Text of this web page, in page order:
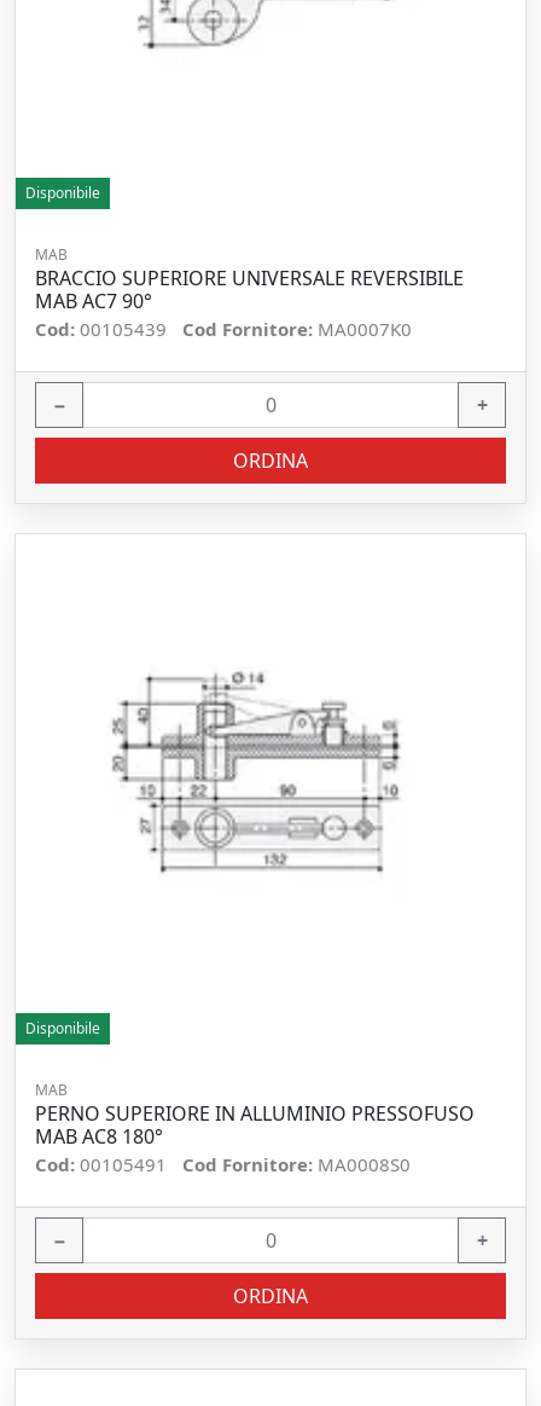
Disponibile
MAB
BRACCIO SUPERIORE UNIVERSALE REVERSIBILE
MAB AC7 90°
Cod: 00105439 Cod Fornitore: MA0007K0
− +
ORDINA
Disponibile
MAB
PERNO SUPERIORE IN ALLUMINIO PRESSOFUSO
MAB AC8 180°
Cod: 00105491 Cod Fornitore: MA0008S0
− +
ORDINA